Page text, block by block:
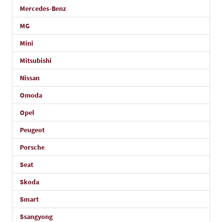
Mercedes-Benz
MG
Mini
Mitsubishi
Nissan
Omoda
Opel
Peugeot
Porsche
Seat
Skoda
Smart
Ssangyong